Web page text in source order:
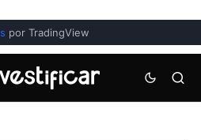
por TradingView